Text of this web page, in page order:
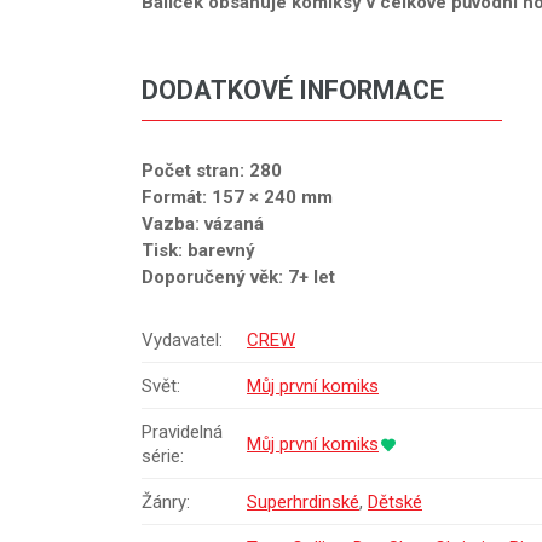
DODATKOVÉ INFORMACE
Počet stran: 280
Formát: 157 × 240 mm
Vazba: vázaná
Tisk: barevný
Doporučený věk: 7+ let
Vydavatel: CREW
Svět: Můj první komiks
Pravidelná
série:
Můj první komiks
Žánry: Superhrdinské, Dětské